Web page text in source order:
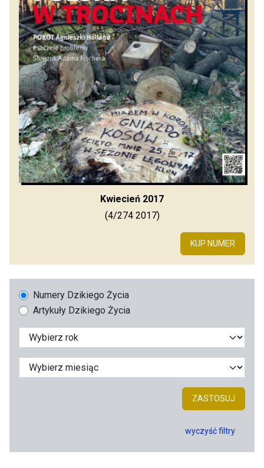
Kwiecień 2017
(4/274 2017)
KUP NUMER
Numery Dzikiego Życia
Artykuły Dzikiego Życia
ZASTOSUJ
wyczyść filtry